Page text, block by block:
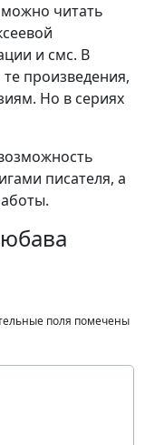
можно читать
и смс. В
произведения,
Но в сериях
писателя, а
поля помечены